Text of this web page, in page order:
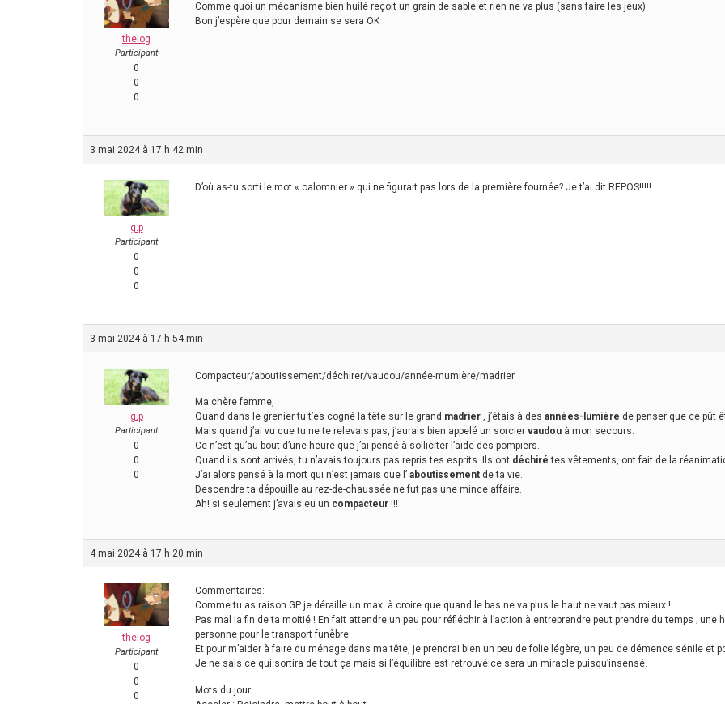
thelog
Participant
0
0
0
Comme quoi un mécanisme bien huilé reçoit un grain de sable et rien ne va plus (sans faire les jeux)
Bon j’espère que pour demain se sera OK
3 mai 2024 à 17 h 42 min
g.p
Participant
0
0
0
D’où as-tu sorti le mot « calomnier » qui ne figurait pas lors de la première fournée? Je t’ai dit REPOS!!!!!
3 mai 2024 à 17 h 54 min
g.p
Participant
0
0
0
Compacteur/aboutissement/déchirer/vaudou/année-mumière/madrier.
Ma chère femme,
Quand dans le grenier tu t’es cogné la tête sur le grand madrier , j’étais à des années-lumière de penser que ce pût
Mais quand j’ai vu que tu ne te relevais pas, j’aurais bien appelé un sorcier vaudou à mon secours.
Ce n’est qu’au bout d’une heure que j’ai pensé à solliciter l’aide des pompiers.
Quand ils sont arrivés, tu n’avais toujours pas repris tes esprits. Ils ont déchirétes vêtements, ont fait de la
J’ai alors pensé à la mort qui n’est jamais que l’ aboutissement de ta vie.
Descendre ta dépouille au rez-de-chaussée ne fut pas une mince affaire.
Ah! si seulement j’avais eu un compacteur !!!
4 mai 2024 à 17 h 20 min
thelog
Participant
0
0
0
Commentaires:
Comme tu as raison GP je déraille un max. à croire que quand le bas ne va plus le haut ne vaut pas mieux !
Pas mal la fin de ta moitié ! En fait attendre un peu pour réfléchir à l’action à entreprendre peut prendre du temps ; une
personne pour le transport funèbre.
Et pour m’aider à faire du ménage dans ma tête, je prendrai bien un peu de folie légère, un peu de démence sénile et
Je ne sais ce qui sortira de tout ça mais si l’équilibre est retrouvé ce sera un miracle puisqu’insensé.
Mots du jour: